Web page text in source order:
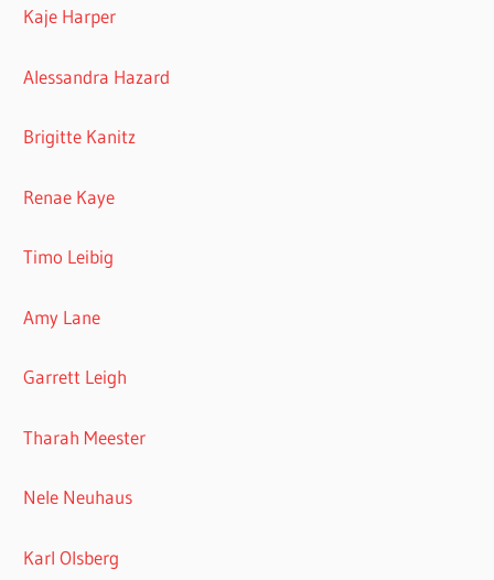
Kaje Harper
Alessandra Hazard
Brigitte Kanitz
Renae Kaye
Timo Leibig
Amy Lane
Garrett Leigh
Tharah Meester
Nele Neuhaus
Karl Olsberg